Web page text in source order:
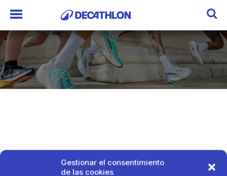
Gestionar el consentimiento
de las cookies